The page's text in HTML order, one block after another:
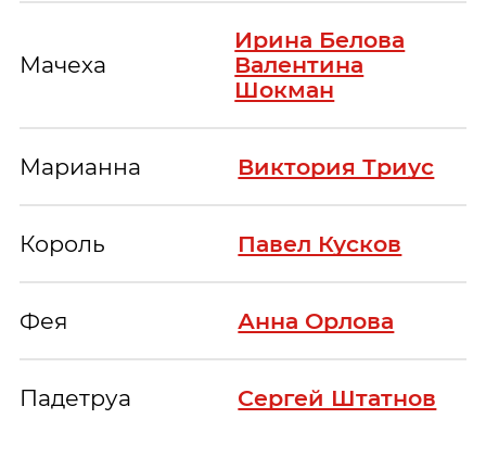
Мачеха
Ирина Белова
Валентина
Шокман
Марианна Виктория Триус
Король Павел Кусков
Фея Анна Орлова
Падетруа Сергей Штатнов